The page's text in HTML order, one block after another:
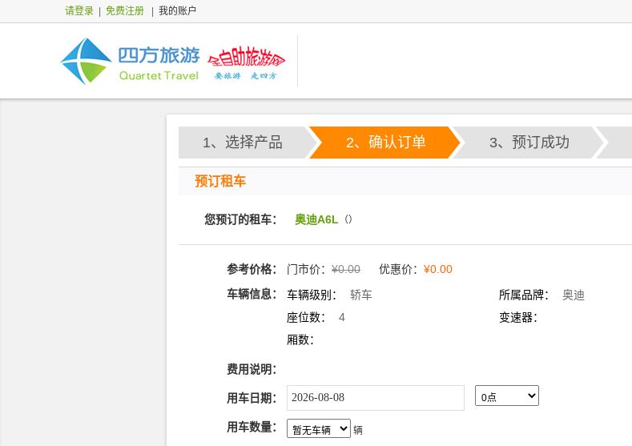
请登录 免费注册 我的账户
1、选择产品 2、确认订单 3、预订成功
预订租车
您预订的租车： 奥迪A6L （）
参考价格： 门市价： ¥0.00 优惠价： ¥0.00
车辆信息：
车辆级别： 轿车 所属品牌：
奥迪
座位数：
4
变速器：
厢数：
费用说明：
用车日期：
用车数量： 辆